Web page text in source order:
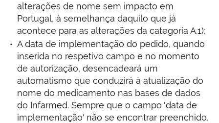
alterações de nome sem impacto em
Portugal, à semelhança daquilo que já
acontece para as alterações da categoria A.1);
A data de implementação do pedido, quando
inserida no respetivo campo e no momento
de autorização, desencadeará um
automatismo que conduzirá à atualização do
nome do medicamento nas bases de dados
do Infarmed. Sempre que o campo 'data de
implementação' não se encontrar preenchido,